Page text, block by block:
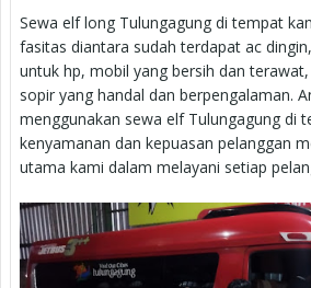
Sewa elf long Tulungagung di tempat
fasitas diantara sudah terdapat ac
untuk hp, mobil yang bersih dan
sopir yang handal dan berpengalaman.
menggunakan sewa elf Tulungagung di
kenyamanan dan kepuasan pelanggan
utama kami dalam melayani setiap